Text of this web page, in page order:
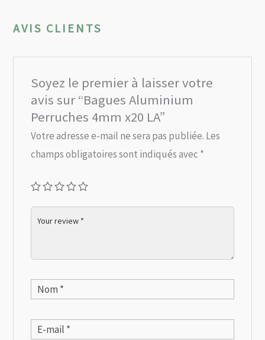
AVIS CLIENTS
Soyez le premier à laisser votre
avis sur “Bagues Aluminium
Perruches 4mm x20 LA”
Votre adresse e-mail ne sera pas publiée. Les
champs obligatoires sont indiqués avec *